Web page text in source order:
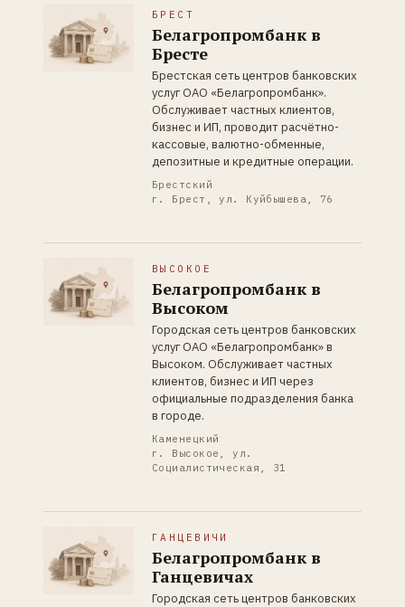
БРЕСТ
Белагропромбанк в
Бресте
Брестская сеть центров банковских
услуг ОАО «Белагропромбанк».
Обслуживает частных клиентов,
бизнес и ИП, проводит расчётно-
кассовые, валютно-обменные,
депозитные и кредитные операции.
Брестский
г. Брест, ул. Куйбышева, 76
ВЫСОКОЕ
Белагропромбанк в
Высоком
Городская сеть центров банковских
услуг ОАО «Белагропромбанк» в
Высоком. Обслуживает частных
клиентов, бизнес и ИП через
официальные подразделения банка
в городе.
Каменецкий
г. Высокое, ул.
Социалистическая, 31
ГАНЦЕВИЧИ
Белагропромбанк в
Ганцевичах
Городская сеть центров банковских